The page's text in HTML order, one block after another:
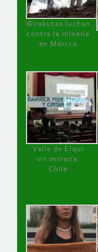
Wirakutas luchan
contra la minería
en México
Valle de Elqui
sin minería.
Chile